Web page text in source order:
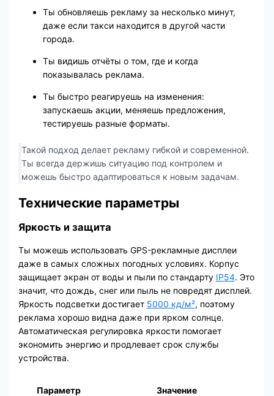
Ты обновляешь рекламу за несколько минут,
даже если такси находится в другой части
города.
Ты видишь отчёты о том, где и когда
показывалась реклама.
Ты быстро реагируешь на изменения:
запускаешь акции, меняешь предложения,
тестируешь разные форматы.
Такой подход делает рекламу гибкой и современной.
Ты всегда держишь ситуацию под контролем и
можешь быстро адаптироваться к новым задачам.
Технические параметры
Яркость и защита
Ты можешь использовать GPS-рекламные дисплеи
даже в самых сложных погодных условиях. Корпус
защищает экран от воды и пыли по стандарту IP54. Это
значит, что дождь, снег или пыль не повредят дисплей.
Яркость подсветки достигает 5000 кд/м², поэтому
реклама хорошо видна даже при ярком солнце.
Автоматическая регулировка яркости помогает
экономить энергию и продлевает срок службы
устройства.
Параметр Значение